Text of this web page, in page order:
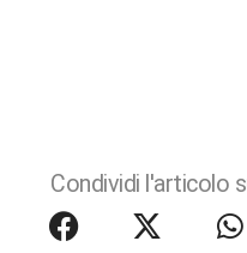
Condividi l'articolo